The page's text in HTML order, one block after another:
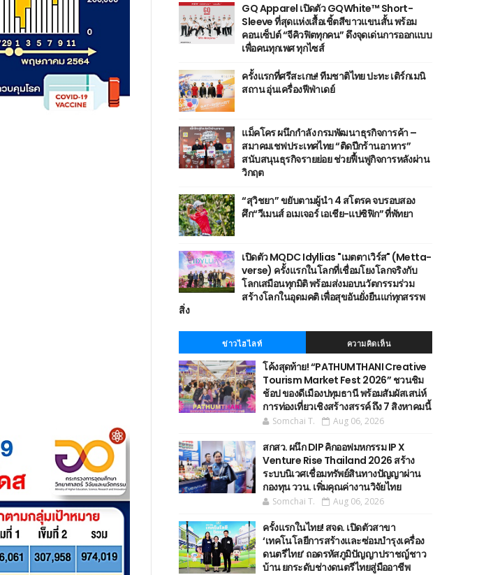
GQ Apparel เปิดตัว GQWhite™ Short-
Sleeve ที่สุดแห่งเสื้อเชิ้ตสีขาวแขนสั้น พร้อม
คอนเซ็ปต์ “จีคิวฟิตทุกคน” ดึงจุดเด่นการออกแบบ
เพื่อคนทุกเพศ ทุกไซส์
ครั้งแรกที่ศรีสะเกษ! ทีมชาติไทย ปะทะ เติร์กเมนิ
สถาน อุ่นเครื่องฟีฟ่าเดย์
แม็คโคร ผนึกกำลัง กรมพัฒนาธุรกิจการค้า –
สมาคมเชฟประเทศไทย “ติดปีกร้านอาหาร”
สนับสนุนธุรกิจรายย่อย ช่วยฟื้นฟูกิจการหลังผ่าน
วิกฤต
“สุวิชยา” ขยับตามผู้นำ 4 สโตรค จบรอบสอง
ศึก“วีเมนส์ อเมเจอร์ เอเชีย-แปซิฟิก” ที่พัทยา
เปิดตัว MQDC Idyllias "เมตตาเวิร์ส" (Metta-
verse) ครั้งแรกในโลกที่เชื่อมโยงโลกจริงกับ
โลกเสมือนทุกมิติ พร้อมส่งมอบนวัตกรรมร่วม
สร้างโลกในอุดมคติ เพื่อสุขอันยั่งยืนแก่ทุกสรรพ
สิ่ง
ข่าวไฮไลท์ ความคิดเห็น
โค้งสุดท้าย! “PATHUMTHANI Creative
Tourism Market Fest 2026” ชวนชิม
ช้อป ของดีเมืองปทุมธานี พร้อมสัมผัสเสน่ห์
การท่องเที่ยวเชิงสร้างสรรค์ ถึง 7 สิงหาคมนี้
Somchai T. Aug 06, 2026
สกสว. ผนึก DIP คิกออฟมหกรรม IP X
Venture Rise Thailand 2026 สร้าง
ระบบนิเวศเชื่อมทรัพย์สินทางปัญญาผ่าน
กองทุน ววน. เพิ่มคุณค่างานวิจัยไทย
Somchai T. Aug 06, 2026
ครั้งแรกในไทย! สจด. เปิดตัวสาขา
‘เทคโนโลยีการสร้างและซ่อมบำรุงเครื่อง
ดนตรีไทย’ ​ถอดรหัสภูมิปัญญาปราชญ์ชาว
บ้าน ยกระดับช่างดนตรีไทยสู่มืออาชีพ